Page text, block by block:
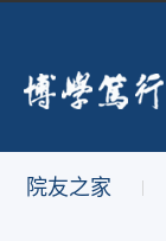
院友之家 |